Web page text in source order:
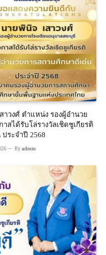
วงศ์ ตำแหน่ง รองผู้อำนวย
สได้รับโล่รางวัลเชิดชูเกียรติ
ระจำปี 2568
By admin